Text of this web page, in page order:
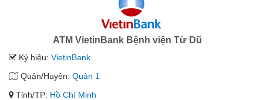
ATM VietinBank Bệnh viện Từ Dũ
Ký hiệu: VietinBank
Quận/Huyện: Quận 1
Tỉnh/TP: Hồ Chí Minh